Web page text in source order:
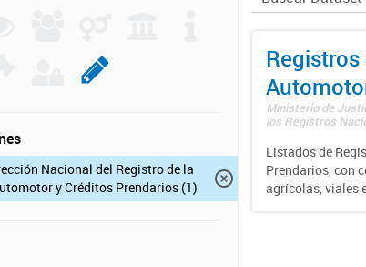
Nacional del Registro de la
y Créditos Prendarios (1)
Ministerio de
los Registros
Listados de
Prendarios, con
agrícolas, viales